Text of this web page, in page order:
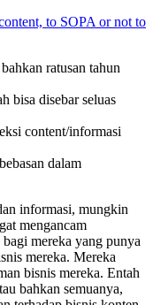
to SOPA or not to
ratusan tahun
bisa disebar seluas
content/informasi
dalam
informasi, mungkin
mengancam
mereka yang punya
mereka. Mereka
bisnis mereka. Entah
bahkan semuanya,